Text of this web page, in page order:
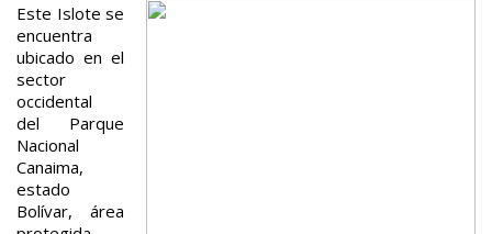
Este Islote se
encuentra
ubicado en el
sector
occidental
del Parque
Nacional
Canaima,
estado
Bolívar, área